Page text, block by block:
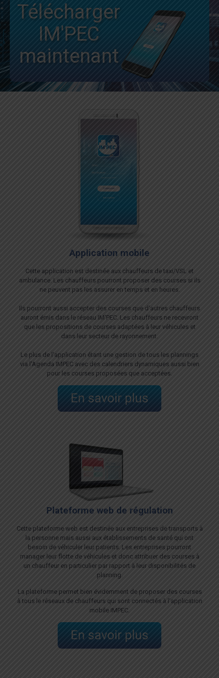
Meilleure gestion de vos
clients,
gain de temps...
Télécharger IM'PEC
maintenant
Télécharger
IM'PEC
maintenant
Cette application est destinée aux chauffeurs de taxi/VSL et
ne peuvent pas les assurer en temps et en heures.
Ils pourront aussi accepter des courses que d'autres chauffeurs
auront émis dans le réseau IM'PEC. Les chauffeurs ne recevront
que les propositions de courses adaptées à leur véhicules et
Le plus de l'application étant une gestion de tous les plannings
Application mobile
Cette application est destinée aux chauffeurs de taxi/VSL et
ambulance. Les chauffeurs pourront proposer des courses si ils
ne peuvent pas les assurer en temps et en heures.
Ils pourront aussi accepter des courses que d'autres chauffeurs
auront émis dans le réseau IM'PEC. Les chauffeurs ne recevront
que les propositions de courses adaptées à leur véhicules et
dans leur secteur de rayonnement.
Le plus de l'application étant une gestion de tous les plannings
via l'Agenda IMPEC avec des calendriers dynamiques aussi bien
pour les courses proposées que acceptées.
Plateforme web de régulation
Cette plateforme web est destinée aux entreprises de transports à
la personne mais aussi aux établissements de santé qui ont
besoin de véhiculer leur patients. Les entreprises pourront
manager leur flotte de véhicules et donc attribuer des courses à
un chauffeur en particulier par rapport à leur disponibilités de
planning.
La plateforme permet bien évidemment de proposer des courses
à tous le réseaux de chauffeurs qui sont connectés à l’application
mobile IMPEC.